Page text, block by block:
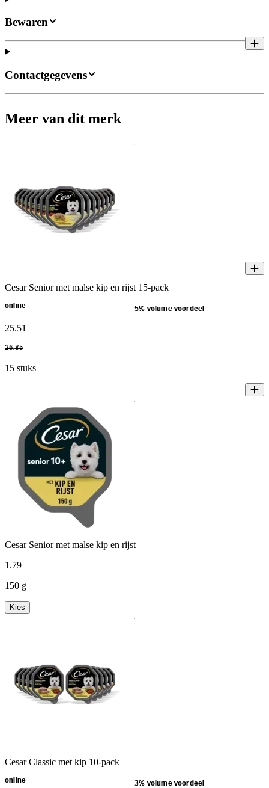
Bewaren
Contactgegevens
Meer van dit merk
Cesar Senior met malse kip en rijst 15-pack
online 5% volume voordeel
25.51
26.85
15 stuks
Cesar Senior met malse kip en rijst
1 .79
150 g
Kies
Cesar Classic met kip 10-pack
online 3% volume voordeel